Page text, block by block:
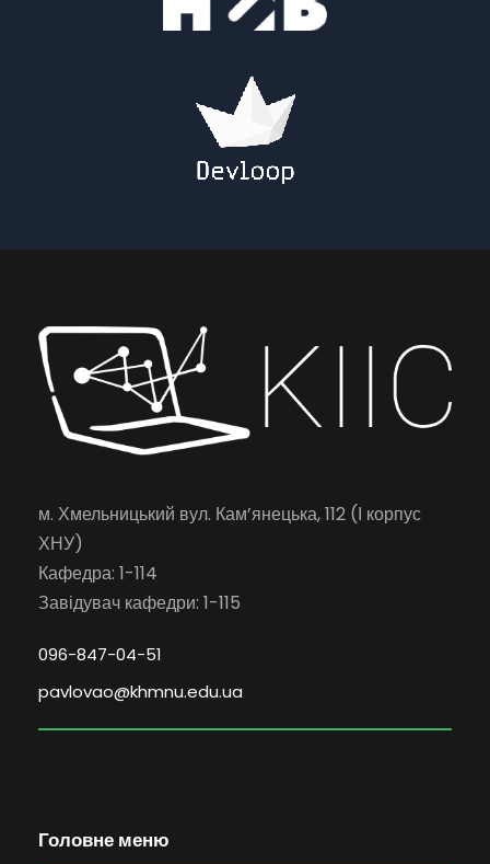
м. Хмельницький вул. Кам’янецька, 112 (І корпус
ХНУ)
Кафедра: 1-114
Завідувач кафедри: 1-115
096-847-04-51
pavlovao@khmnu.edu.ua
Головне меню